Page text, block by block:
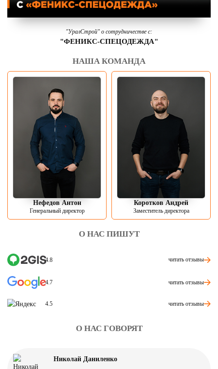
"УралСтрой" о сотрудничестве с:
"ФЕНИКС-СПЕЦОДЕЖДА"
НАША КОМАНДА
Нефедов Антон
Генеральный директор
Коротков Андрей
Заместитель директора
О НАС ПИШУТ
4.8 читать отзывы
4.7 читать отзывы
4.5 читать отзывы
О НАС ГОВОРЯТ
Николай Даниленко